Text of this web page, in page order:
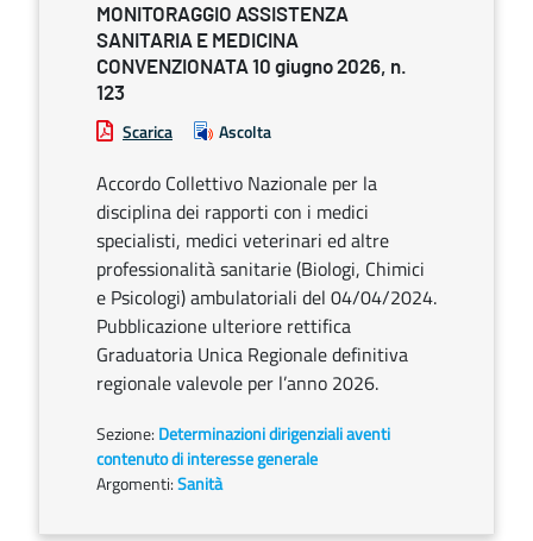
MONITORAGGIO ASSISTENZA
SANITARIA E MEDICINA
CONVENZIONATA 10 giugno 2026, n.
123
Scarica Ascolta
Accordo Collettivo Nazionale per la
disciplina dei rapporti con i medici
specialisti, medici veterinari ed altre
professionalità sanitarie (Biologi, Chimici
e Psicologi) ambulatoriali del 04/04/2024.
Pubblicazione ulteriore rettifica
Graduatoria Unica Regionale definitiva
regionale valevole per l’anno 2026.
Sezione: Determinazioni dirigenziali aventi
contenuto di interesse generale
Argomenti:Sanità